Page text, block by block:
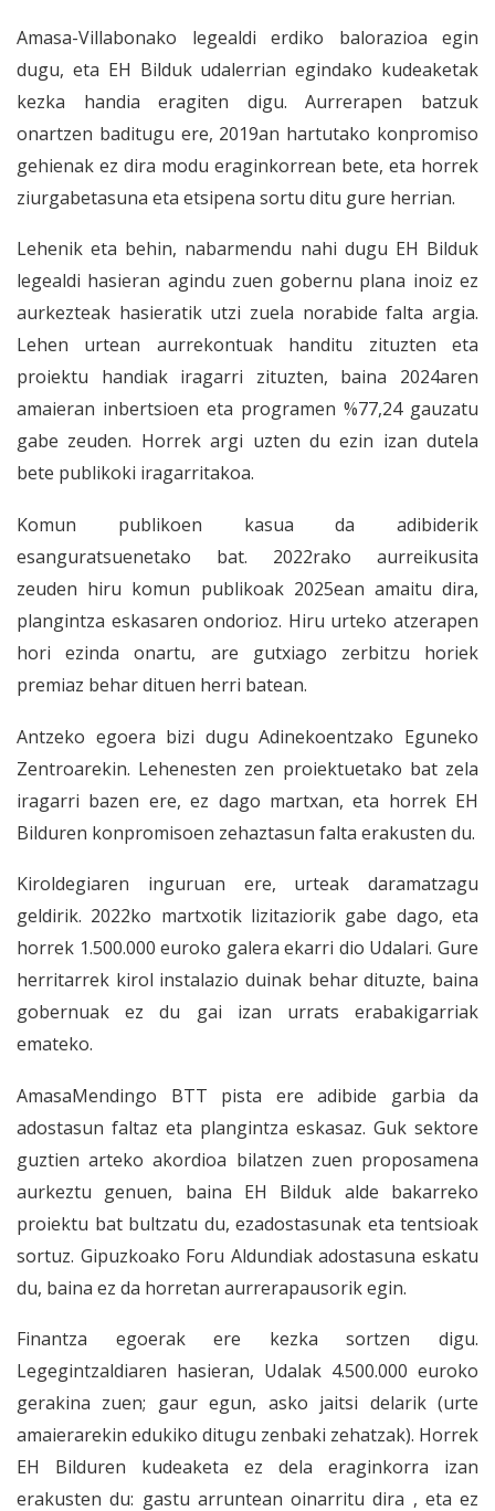
Amasa-Villabonako legealdi erdiko balorazioa egin
dugu, eta EH Bilduk udalerrian egindako kudeaketak
kezka handia eragiten digu. Aurrerapen batzuk
onartzen baditugu ere, 2019an hartutako konpromiso
gehienak ez dira modu eraginkorrean bete, eta horrek
ziurgabetasuna eta etsipena sortu ditu gure herrian.
Lehenik eta behin, nabarmendu nahi dugu EH Bilduk
legealdi hasieran agindu zuen gobernu plana inoiz ez
aurkezteak hasieratik utzi zuela norabide falta argia.
Lehen urtean aurrekontuak handitu zituzten eta
proiektu handiak iragarri zituzten, baina 2024aren
amaieran inbertsioen eta programen %77,24 gauzatu
gabe zeuden. Horrek argi uzten du ezin izan dutela
bete publikoki iragarritakoa.
Komun publikoen kasua da adibiderik
esanguratsuenetako bat. 2022rako aurreikusita
zeuden hiru komun publikoak 2025ean amaitu dira,
plangintza eskasaren ondorioz. Hiru urteko atzerapen
hori ezinda onartu, are gutxiago zerbitzu horiek
premiaz behar dituen herri batean.
Antzeko egoera bizi dugu Adinekoentzako Eguneko
Zentroarekin. Lehenesten zen proiektuetako bat zela
iragarri bazen ere, ez dago martxan, eta horrek EH
Bilduren konpromisoen zehaztasun falta erakusten du.
Kiroldegiaren inguruan ere, urteak daramatzagu
geldirik. 2022ko martxotik lizitaziorik gabe dago, eta
horrek 1.500.000 euroko galera ekarri dio Udalari. Gure
herritarrek kirol instalazio duinak behar dituzte, baina
gobernuak ez du gai izan urrats erabakigarriak
emateko.
AmasaMendingo BTT pista ere adibide garbia da
adostasun faltaz eta plangintza eskasaz. Guk sektore
guztien arteko akordioa bilatzen zuen proposamena
aurkeztu genuen, baina EH Bilduk alde bakarreko
proiektu bat bultzatu du, ezadostasunak eta tentsioak
sortuz. Gipuzkoako Foru Aldundiak adostasuna eskatu
du, baina ez da horretan aurrerapausorik egin.
Finantza egoerak ere kezka sortzen digu.
Legegintzaldiaren hasieran, Udalak 4.500.000 euroko
gerakina zuen; gaur egun, asko jaitsi delarik (urte
amaierarekin edukiko ditugu zenbaki zehatzak). Horrek
EH Bilduren kudeaketa ez dela eraginkorra izan
erakusten du: gastu arruntean oinarritu dira , eta ez